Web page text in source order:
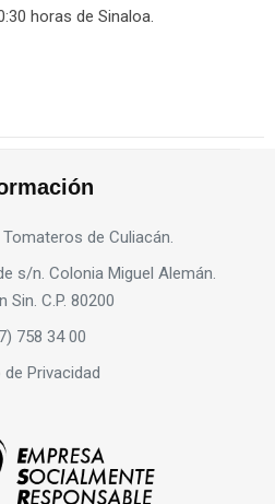
horas de Sinaloa.
de Culiacán.
s/n. Colonia Miguel Alemán.
Sin. C.P. 80200
758 34 00
Privacidad